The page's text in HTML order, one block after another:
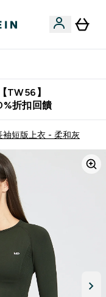
TW56】
折扣回饋
袖短版上衣 - 柔和灰